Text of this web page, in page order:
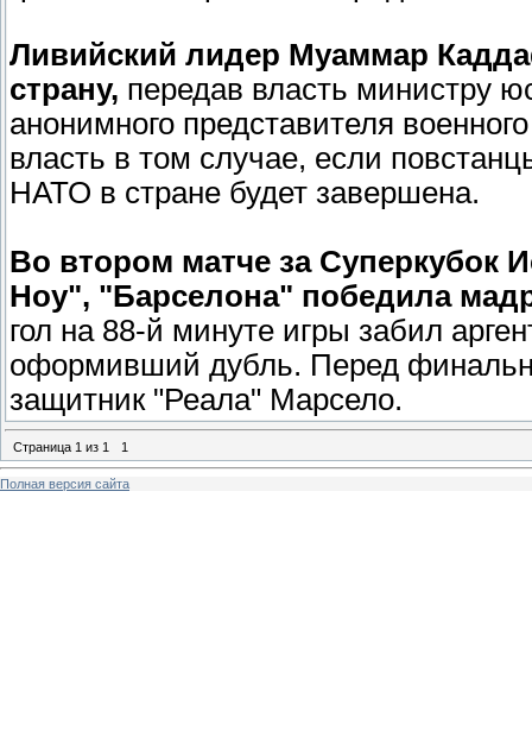
Ливийский лидер Муаммар
страну, передав власть министру
анонимного представителя
власть в том случае, если
НАТО в стране будет завершена.
Во втором матче за Суперкубок
Ноу", "Барселона" победила
гол на 88-й минуте игры забил
оформивший дубль. Перед
защитник "Реала" Марсело.
Страница 1 из 1 1
Полная версия сайта